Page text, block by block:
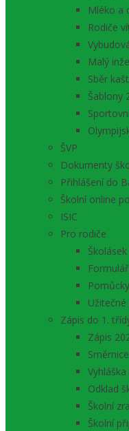
Mléko a
Rodiče
Malý
Sběr
Šablony
ŠVP
Dokumenty
Přihlášení do
Školní online
ISIC
Pro rodiče
Pomůcky
Zápis do 1.
Zápis
Odklad
Školní
Školní